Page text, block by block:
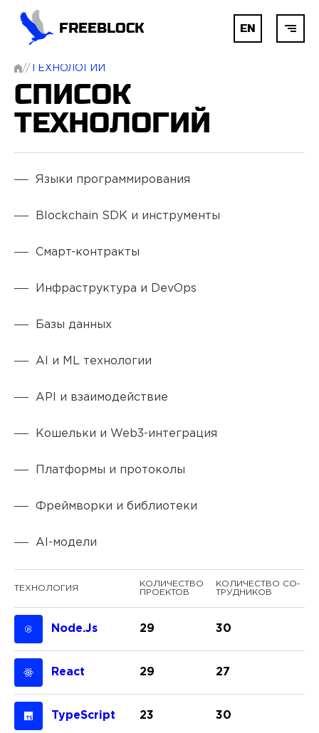
FREEBLOCK EN
// ТЕХНОЛОГИИ
БЛОКЧЕЙН
AI
РАЗРАБОТКА
БЛОГ
СПИСОК
ТЕХНОЛОГИЙ
Языки программирования
Blockchain SDK и инструменты
Смарт-контракты
Инфраструктура и DevOps
Базы данных
AI и ML технологии
API и взаимодействие
Кошельки и Web3-интеграция
Платформы и протоколы
Фреймворки и библиотеки
AI-модели
ТЕХ­НО­ЛО­ГИ­Я
КО­ЛИ­ЧЕС­ТВО
ПРО­ЕК­ТОВ
КО­ЛИ­ЧЕС­ТВО СО­
ТРУ­ДНИ­КОВ
Node.js 29 30
React 29 27
TypeScript 23 30